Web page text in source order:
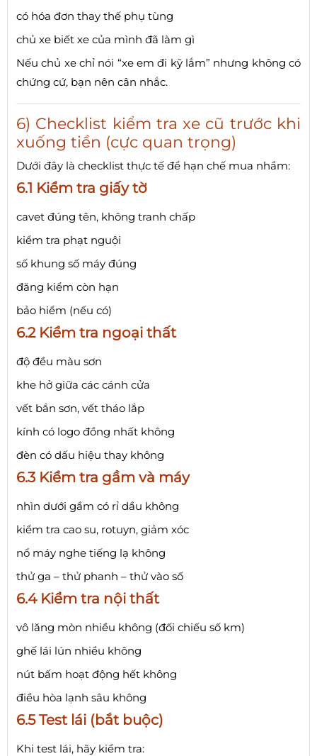
có hóa đơn thay thế phụ tùng
chủ xe biết xe của mình đã làm gì
Nếu chủ xe chỉ nói “xe em đi kỹ lắm” nhưng không có
chứng cứ, bạn nên cân nhắc.
6) Checklist kiểm tra xe cũ trước khi
xuống tiền (cực quan trọng)
Dưới đây là checklist thực tế để hạn chế mua nhầm:
6.1 Kiểm tra giấy tờ
cavet đúng tên, không tranh chấp
kiểm tra phạt nguội
số khung số máy đúng
đăng kiểm còn hạn
bảo hiểm (nếu có)
6.2 Kiểm tra ngoại thất
độ đều màu sơn
khe hở giữa các cánh cửa
vết bắn sơn, vết tháo lắp
kính có logo đồng nhất không
đèn có dấu hiệu thay không
6.3 Kiểm tra gầm và máy
nhìn dưới gầm có rỉ dầu không
kiểm tra cao su, rotuyn, giảm xóc
nổ máy nghe tiếng lạ không
thử ga – thử phanh – thử vào số
6.4 Kiểm tra nội thất
vô lăng mòn nhiều không (đối chiếu số km)
ghế lái lún nhiều không
nút bấm hoạt động hết không
điều hòa lạnh sâu không
6.5 Test lái (bắt buộc)
Khi test lái, hãy kiểm tra: